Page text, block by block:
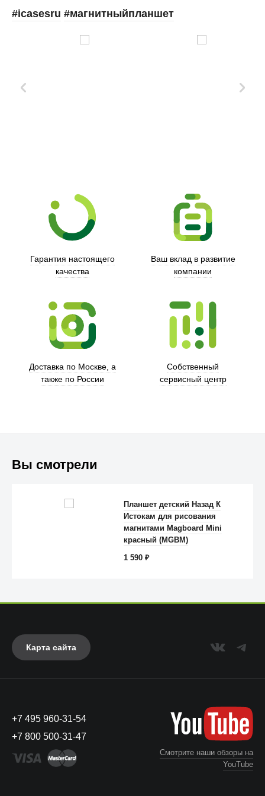
Anker
#icasesru #магнитныйпланшет
Гарантия настоящего
качества
Ваш вклад в развитие
компании
Доставка по Москве, а
также по России
Собственный
сервисный центр
Вы смотрели
Планшет детский Назад К
Истокам для рисования
магнитами Magboard Mini
красный (MGBM)
1 590₽
Карта сайта
+7 495 960-31-54
+7 800 500-31-47
Смотрите наши обзоры на
YouTube